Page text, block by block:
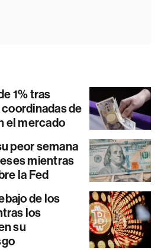
1% tras
de
el mercado
peor semana
mientras
la Fed
de los
los
su